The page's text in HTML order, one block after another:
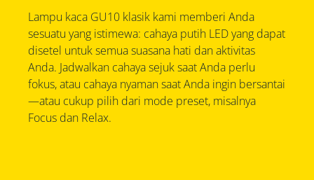
Lampu kaca GU10 klasik kami memberi Anda
sesuatu yang istimewa: cahaya putih LED yang dapat
disetel untuk semua suasana hati dan aktivitas
Anda. Jadwalkan cahaya sejuk saat Anda perlu
fokus, atau cahaya nyaman saat Anda ingin bersantai
—atau cukup pilih dari mode preset, misalnya
Focus dan Relax.